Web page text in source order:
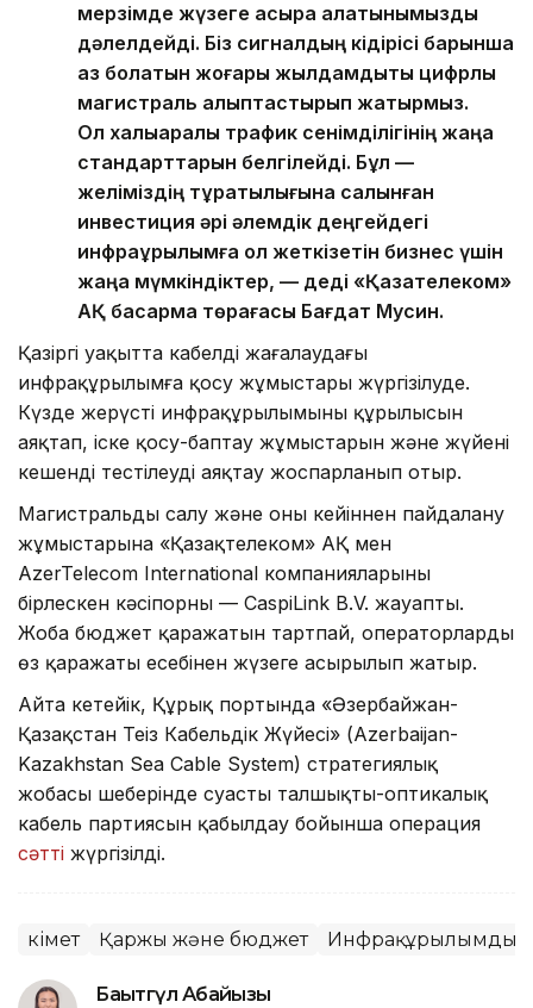
мерзімде жүзеге асыра алатынымызды
дәлелдейді. Біз сигналдың кідірісі барынша
аз болатын жоғары жылдамдықты цифрлық
магистраль қалыптастырып жатырмыз.
Ол халықаралық трафик сенімділігінің жаңа
стандарттарын белгілейді. Бұл —
желіміздің тұрақтылығына салынған
инвестиция әрі әлемдік деңгейдегі
инфрақұрылымға қол жеткізетін бизнес үшін
жаңа мүмкіндіктер, — деді «Қазақтелеком»
АҚ басқарма төрағасы Бағдат Мусин.
Қазіргі уақытта кабелді жағалаудағы
инфрақұрылымға қосу жұмыстары жүргізілуде.
Күзде жерүсті инфрақұрылымының құрылысын
аяқтап, іске қосу-баптау жұмыстарын және жүйені
кешенді тестілеуді аяқтау жоспарланып отыр.
Магистральды салу және оны кейіннен пайдалану
жұмыстарына «Қазақтелеком» АҚ мен
AzerTelecom International компанияларының
бірлескен кәсіпорны — CaspiLink B.V. жауапты.
Жоба бюджет қаражатын тартпай, операторлардың
өз қаражаты есебінен жүзеге асырылып жатыр.
Айта кетейік, Құрық портында «Әзербайжан-
Қазақстан Теңіз Кабельдік Жүйесі» (Azerbaijan-
Kazakhstan Sea Cable System) стратегиялық
жобасы шеңберінде суасты талшықты-оптикалық
кабель партиясын қабылдау бойынша операция
сәтті жүргізілді.
Үкімет Қаржы және бюджет Инфрақұрылымдық
Бақытгүл Абайқызы